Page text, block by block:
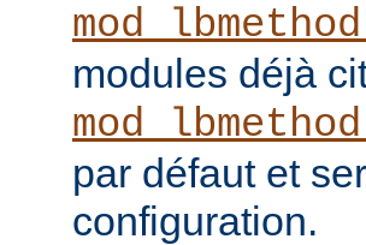
modules déjà
par défaut et
configuration.